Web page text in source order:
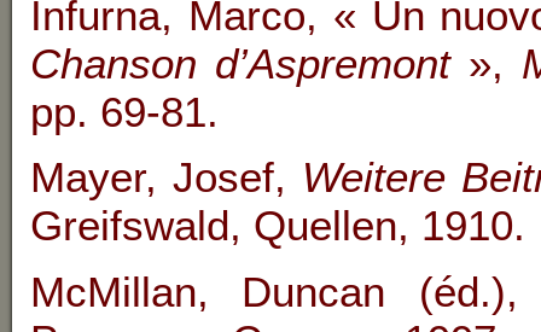
Infurna, Marco, « Un
Chanson d’Aspremont»,
pp. 69-81.
Mayer, Josef, Weitere
Greifswald, Quellen, 1910.
McMillan, Duncan